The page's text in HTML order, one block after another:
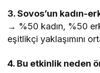
3. Sovos’un kadın-
→ %50 kadın, %50
eşitlikçi yaklaşımını
4. Bu etkinlik neden